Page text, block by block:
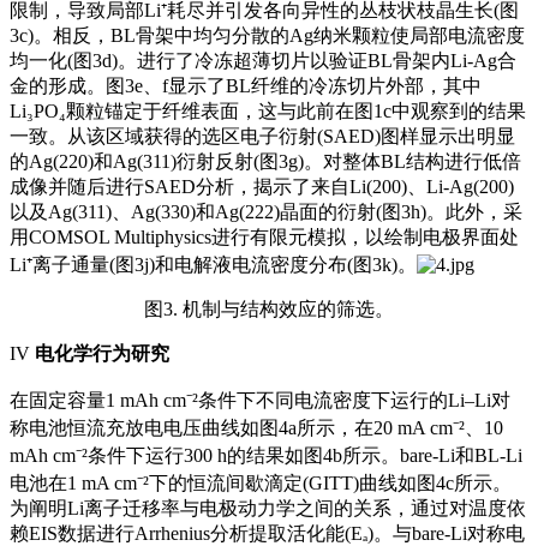
限制，导致局部Li⁺耗尽并引发各向异性的丛枝状枝晶生长(图
3c)。相反，BL骨架中均匀分散的Ag纳米颗粒使局部电流密度
均一化(图3d)。进行了冷冻超薄切片以验证BL骨架内Li-Ag合
金的形成。图3e、f显示了BL纤维的冷冻切片外部，其中
Li₃PO₄颗粒锚定于纤维表面，这与此前在图1c中观察到的结果
一致。从该区域获得的选区电子衍射(SAED)图样显示出明显
的Ag(220)和Ag(311)衍射反射(图3g)。对整体BL结构进行低倍
成像并随后进行SAED分析，揭示了来自Li(200)、Li-Ag(200)
以及Ag(311)、Ag(330)和Ag(222)晶面的衍射(图3h)。此外，采
用COMSOL Multiphysics进行有限元模拟，以绘制电极界面处
Li⁺离子通量(图3j)和电解液电流密度分布(图3k)。
图3. 机制与结构效应的筛选。
IV 电化学行为研究
在固定容量1 mAh cm⁻²条件下不同电流密度下运行的Li–Li对
称电池恒流充放电电压曲线如图4a所示，在20 mA cm⁻²、10
mAh cm⁻²条件下运行300 h的结果如图4b所示。bare-Li和BL-Li
电池在1 mA cm⁻²下的恒流间歇滴定(GITT)曲线如图4c所示。
为阐明Li离子迁移率与电极动力学之间的关系，通过对温度依
赖EIS数据进行Arrhenius分析提取活化能(Eₐ)。与bare-Li对称电